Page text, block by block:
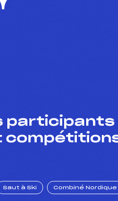
participants
Saut à Ski Combiné Nordique